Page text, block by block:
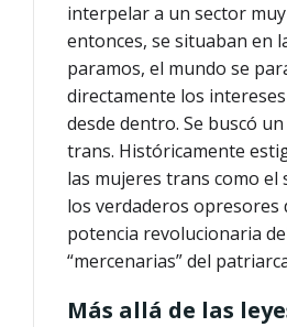
interpelar a un sector
entonces, se situaban en
paramos, el mundo se
directamente los
desde dentro. Se buscó
trans. Históricamente
las mujeres trans como el
los verdaderos opresores
potencia revolucionaria
“mercenarias” del
Más allá de las